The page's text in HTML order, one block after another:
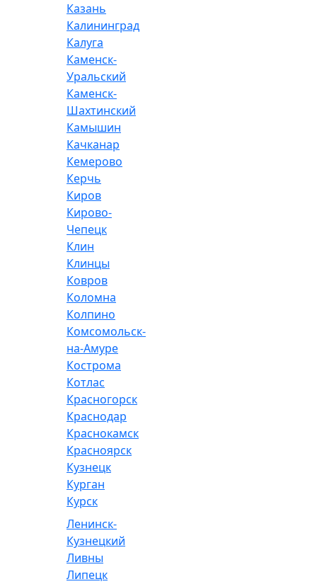
Казань
Калининград
Калуга
Каменск-
Уральский
Каменск-
Шахтинский
Камышин
Качканар
Кемерово
Керчь
Киров
Кирово-
Чепецк
Клин
Клинцы
Ковров
Коломна
Колпино
Комсомольск-
на-Амуре
Кострома
Котлас
Красногорск
Краснодар
Краснокамск
Красноярск
Кузнецк
Курган
Курск
Ленинск-
Кузнецкий
Ливны
Липецк